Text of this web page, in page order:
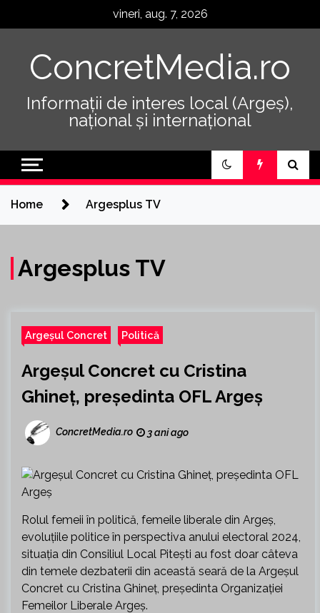
vineri, aug. 7, 2026
ConcretMedia.ro
Informații de interes local (Argeș),
național și internațional
Home Argesplus TV
Argesplus TV
Argeșul Concret Politică
Argeșul Concret cu Cristina
Ghineț, președinta OFL Argeș
ConcretMedia.ro 3 ani ago
Rolul femeii în politică, femeile liberale din Argeș,
evoluțiile politice în perspectiva anului electoral 2024,
situația din Consiliul Local Pitești au fost doar câteva
din temele dezbaterii din această seară de la Argeșul
Concret cu Cristina Ghineț, președinta Organizației
Femeilor Liberale Argeș.